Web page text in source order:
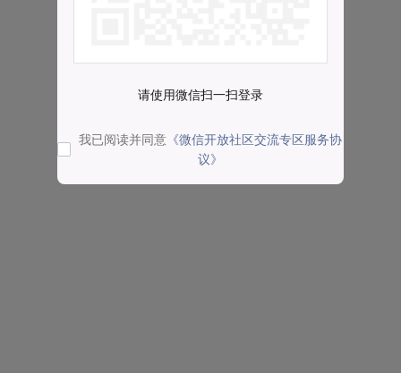
请使用微信扫一扫登录
我已阅读并同意 《微信开放社区交流专区服务协
议》